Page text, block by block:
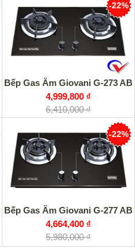
Bếp Gas Âm Giovani G-273 AB
4,999,800 ₫
6,410,000 ₫
-22%
Bếp Gas Âm Giovani G-277 AB
4,664,400 ₫
5,980,000 ₫
-22%